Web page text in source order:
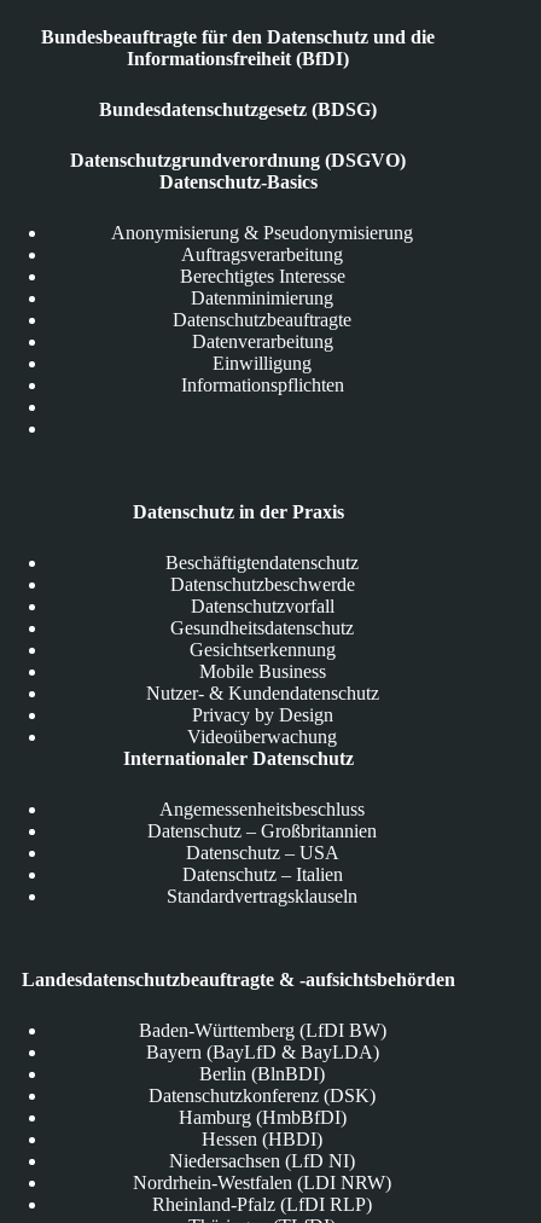
Bundesbeauftragte für den Datenschutz und die
Informationsfreiheit (BfDI)
Bundesdatenschutzgesetz (BDSG)
Datenschutzgrundverordnung (DSGVO)
Datenschutz-Basics
Anonymisierung & Pseudonymisierung
Auftragsverarbeitung
Berechtigtes Interesse
Datenminimierung
Datenschutzbeauftragte
Datenverarbeitung
Einwilligung
Informationspflichten
Datenschutz in der Praxis
Beschäftigtendatenschutz
Datenschutzbeschwerde
Datenschutzvorfall
Gesundheitsdatenschutz
Gesichtserkennung
Mobile Business
Nutzer- & Kundendatenschutz
Privacy by Design
Videoüberwachung
Internationaler Datenschutz
Angemessenheitsbeschluss
Datenschutz – Großbritannien
Datenschutz – USA
Datenschutz – Italien
Standardvertragsklauseln
Landesdatenschutzbeauftragte & -aufsichtsbehörden
Baden-Württemberg (LfDI BW)
Bayern (BayLfD & BayLDA)
Berlin (BlnBDI)
Datenschutzkonferenz (DSK)
Hamburg (HmbBfDI)
Hessen (HBDI)
Niedersachsen (LfD NI)
Nordrhein-Westfalen (LDI NRW)
Rheinland-Pfalz (LfDI RLP)